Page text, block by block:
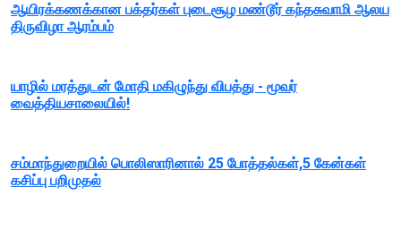
ஆயிரக்கணக்கான பக்தர்கள் புடைசூழ மண்டூர் கந்தசுவாமி ஆலய
திருவிழா ஆரம்பம்
யாழில் மரத்துடன் மோதி மகிழுந்து விபத்து - மூவர்
வைத்தியசாலையில்!
சம்மாந்துறையில் பொலிஸாரினால் 25 போத்தல்கள்,5 கேன்கள்
கசிப்பு பறிமுதல்